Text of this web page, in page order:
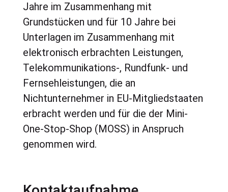
Jahre im Zusammenhang mit
Grundstücken und für 10 Jahre bei
Unterlagen im Zusammenhang mit
elektronisch erbrachten Leistungen,
Telekommunikations-, Rundfunk- und
Fernsehleistungen, die an
Nichtunternehmer in EU-Mitgliedstaaten
erbracht werden und für die der Mini-
One-Stop-Shop (MOSS) in Anspruch
genommen wird.